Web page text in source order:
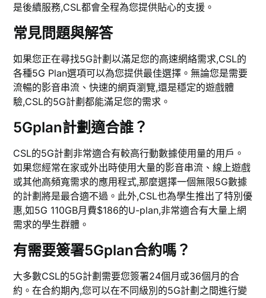
是後續服務,CSL都會全程為您提供貼心的支援。
常見問題與解答
如果您正在尋找5G計劃以滿足您的高速網絡需求,CSL的
各種5G Plan選項可以為您提供最佳選擇。無論您是需要
流暢的影音串流、快速的網頁瀏覽,還是穩定的遊戲體
驗,CSL的5G計劃都能滿足您的需求。
5Gplan計劃適合誰？
CSL的5G計劃非常適合有較高行動數據使用量的用戶。
如果您經常在家或外出時使用大量的影音串流、線上遊戲
或其他高頻寬需求的應用程式,那麼選擇一個無限5G數據
的計劃將是最合適不過。此外,CSL也為學生推出了特別優
惠,如5G 110GB月費$186的U-plan,非常適合有大量上網
需求的學生群體。
有需要簽署5Gplan合約嗎？
大多數CSL的5G計劃需要您簽署24個月或36個月的合
約。在合約期內,您可以在不同級別的5G計劃之間進行變